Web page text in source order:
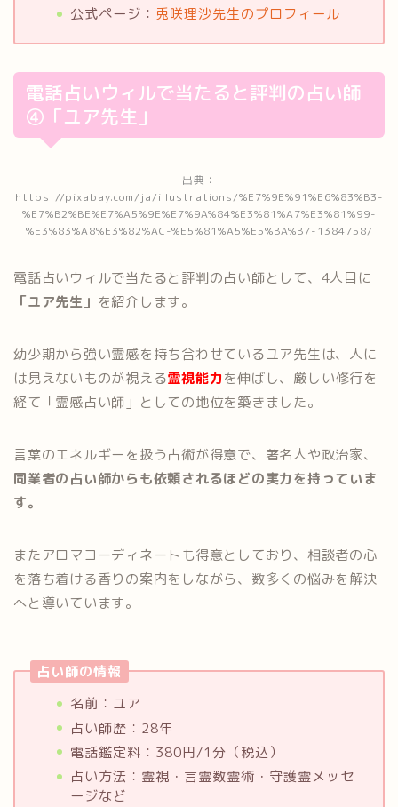
公式ページ： 兎咲理沙先生のプロフィール
電話占いウィルで当たると評判の占い師
④「ユア先生」
出典：
https://pixabay.com/ja/illustrations/%E7%9E%91%E6%83%B3-
%E7%B2%BE%E7%A5%9E%E7%9A%84%E3%81%A7%E3%81%99-
%E3%83%A8%E3%82%AC-%E5%81%A5%E5%BA%B7-1384758/
電話占いウィルで当たると評判の占い師として、4人目に
「ユア先生」 を紹介します。
幼少期から強い霊感を持ち合わせているユア先生は、人に
は見えないものが視える霊視能力を伸ばし、厳しい修行を
経て「霊感占い師」としての地位を築きました。
言葉のエネルギーを扱う占術が得意で、著名人や政治家、
同業者の占い師からも依頼されるほどの実力を持っていま
す。
またアロマコーディネートも得意としており、相談者の心
を落ち着ける香りの案内をしながら、数多くの悩みを解決
へと導いています。
占い師の情報
名前：ユア
占い師歴：28年
電話鑑定料：380円/1分（税込）
占い方法：霊視・言霊数霊術・守護霊メッセ
ージなど